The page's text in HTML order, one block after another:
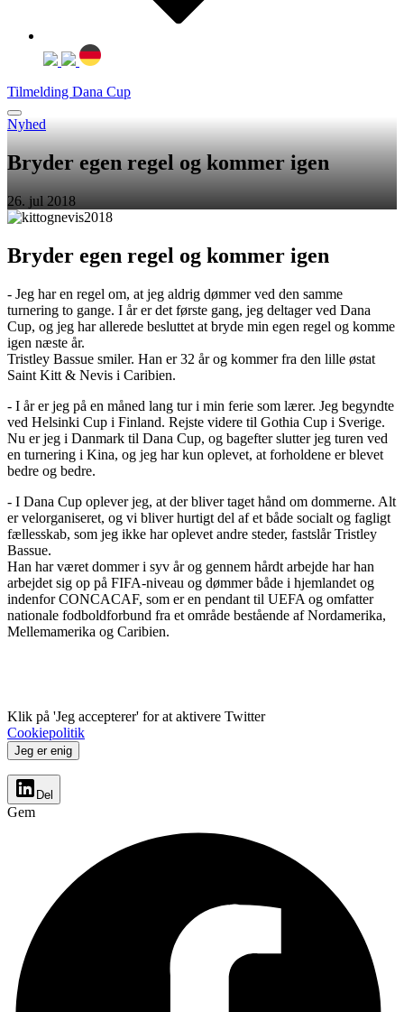
Tilmelding Dana Cup
Nyhed
Bryder egen regel og kommer igen
26. jul 2018
Bryder egen regel og kommer igen
- Jeg har en regel om, at jeg aldrig dømmer ved den samme
turnering to gange. I år er det første gang, jeg deltager ved Dana
Cup, og jeg har allerede besluttet at bryde min egen regel og komme
igen næste år.
Tristley Bassue smiler. Han er 32 år og kommer fra den lille østat
Saint Kitt & Nevis i Caribien.
- I år er jeg på en måned lang tur i min ferie som lærer. Jeg begyndte
ved Helsinki Cup i Finland. Rejste videre til Gothia Cup i Sverige.
Nu er jeg i Danmark til Dana Cup, og bagefter slutter jeg turen ved
en turnering i Kina, og jeg har kun oplevet, at forholdene er blevet
bedre og bedre.
- I Dana Cup oplever jeg, at der bliver taget hånd om dommerne. Alt
er velorganiseret, og vi bliver hurtigt del af et både socialt og fagligt
fællesskab, som jeg ikke har oplevet andre steder, fastslår Tristley
Bassue.
Han har været dommer i syv år og gennem hårdt arbejde har han
arbejdet sig op på FIFA-niveau og dømmer både i hjemlandet og
indenfor CONCACAF, som er en pendant til UEFA og omfatter
nationale fodboldforbund fra et område bestående af Nordamerika,
Mellemamerika og Caribien.
Klik på 'Jeg accepterer' for at aktivere Twitter
Cookiepolitik
Jeg er enig
Del
Gem